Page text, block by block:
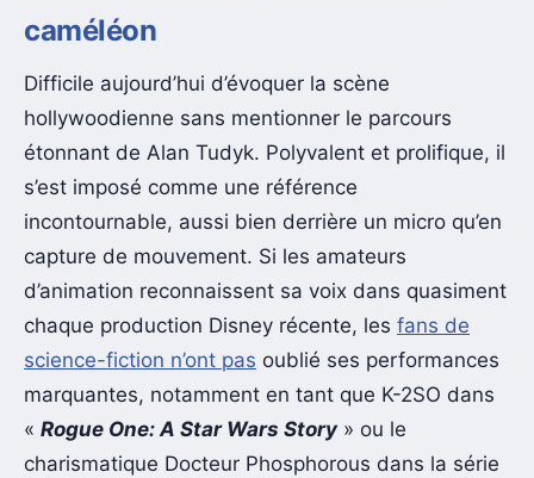
caméléon
Difficile aujourd’hui d’évoquer la scène
hollywoodienne sans mentionner le parcours
étonnant de Alan Tudyk. Polyvalent et prolifique, il
s’est imposé comme une référence
incontournable, aussi bien derrière un micro qu’en
capture de mouvement. Si les amateurs
d’animation reconnaissent sa voix dans quasiment
chaque production Disney récente, les fans de
science-fiction n’ont pas oublié ses performances
marquantes, notamment en tant que K-2SO dans
« Rogue One: A Star Wars Story» ou le
charismatique Docteur Phosphorous dans la série